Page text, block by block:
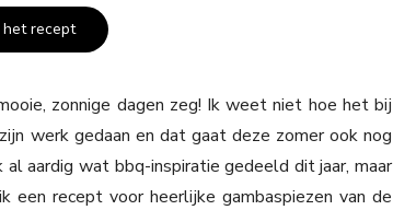
recept
zonnige dagen zeg! Ik weet niet hoe het bij
werk gedaan en dat gaat deze zomer ook nog
aardig wat bbq-inspiratie gedeeld dit jaar, maar
een recept voor heerlijke gambaspiezen van de